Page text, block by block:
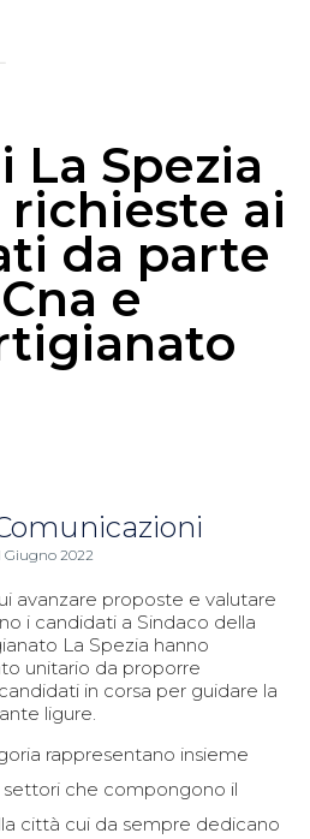
La Spezia
richieste ai
da parte
e
Giugno 2022
avanzare proposte e valutare
i candidati a Sindaco della
La Spezia hanno
unitario da proporre
in corsa per guidare la
ligure.
rappresentano insieme
che compongono il
città cui da sempre dedicano